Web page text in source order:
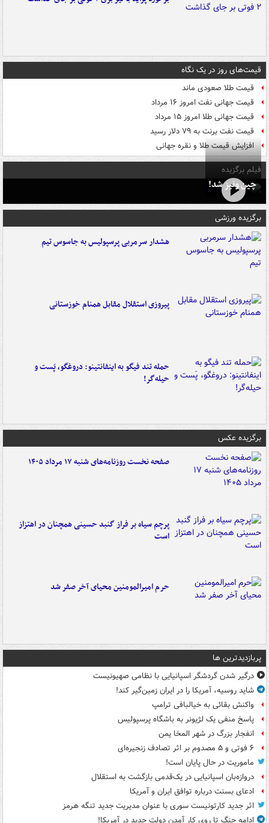
قیمت‌های روز در یک نگاه
قیمت طلا صعودی ماند
قیمت جهانی نفت امروز ۱۶ مرداد
قیمت جهانی طلا امروز ۱۵ مرداد
قیمت نفت برنت به ۷۹ دلار رسید
افزایش قیمت طلا و نقره جهانی
فیلم برگزیده
چین ونیز شد!
برگزیده ورزشی
هشدار سرمربی پرسپولیس به جاسوس تیم
پیروزی استقلال مقابل همنام خوزستانی
حمله تند فیگو به اینفانتینو: دروغگو، پَست‌ و
حیله‌گر!
برگزیده عکس
صفحه نخست روزنامه‌های شنبه ۱۷ مرداد ۱۴۰۵
پرچم سیاه بر فراز گنبد حسینی همچنان در اهتزاز
است
حرم امیرالمومنین محیای آخر صفر شد
پربازدیدترین ها
درگیر شدن گردشگر اسپانیایی با نظامی صهیونیست
شاید روسیه، آمریکا را در ایران زمین‌گیر کند!
واکنش بقائی به خیالبافی ترامپ
پاسخ منفی یک لژیونر به باشگاه پرسپولیس
انفجار بزرگ در شهر المخا یمن
۶ فوتی و ۵ مصدوم بر اثر تصادف زنجیره‌ای
ماموریت در حال پایان است!
دروازه‌بان اسپانیایی در یک‌قدمی بازگشت به استقلال
ادعای بسنت درباره توافق ایران و آمریکا
اثر جدید کارتونیست سوری با عنوان مدیریت جدید تنگه هرمز
ادامه جنگ تا روی کار آمدن دولت جدید در آمریکا!